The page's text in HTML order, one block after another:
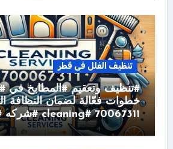
تنظيف الفلل فى قطر
#تنظيف وتعقيم #المطابخ في
خطوات فعّالة لضمان النظافة
70067311 #cleaning #شركه #toilet